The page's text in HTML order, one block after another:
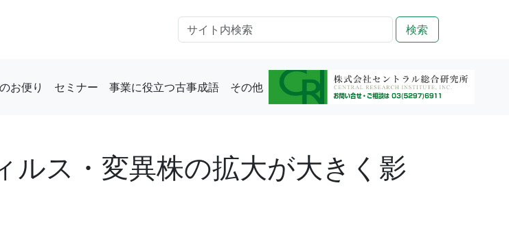
検索
お便り セミナー 事業に役立つ古事成語 その他
ルス・変異株の拡大が大きく影